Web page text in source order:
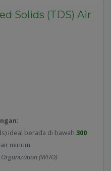
Solids (TDS) Air
ideal berada di bawah 300
minum.
(WHO)